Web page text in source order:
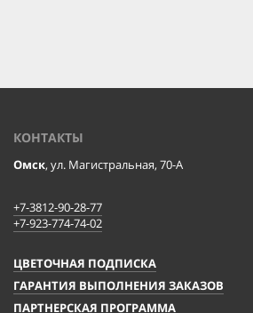
КОНТАКТЫ
Омск, ул. Магистральная, 70-А
+7-3812-90-28-77
+7-923-774-74-02
ЦВЕТОЧНАЯ ПОДПИСКА
ГАРАНТИЯ ВЫПОЛНЕНИЯ ЗАКАЗОВ
ПАРТНЕРСКАЯ ПРОГРАММА